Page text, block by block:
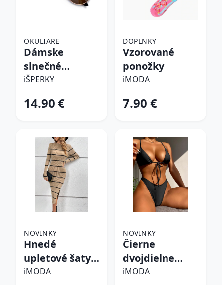
OKULIARE
Dámske
slnečné
okuliare
iŠPERKY
14.90 €
DOPLNKY
Vzorované
ponožky
iMODA
7.90 €
NOVINKY
Hnedé
upletové šaty
prúžkované
iMODA
NOVINKY
Čierne
dvojdielne
plavky
iMODA